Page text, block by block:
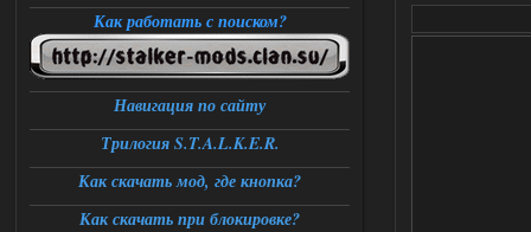
Как работать с поиском?
Навигация по сайту
Трилогия S.T.A.L.K.E.R.
Как скачать мод, где кнопка?
Как скачать при блокировке?